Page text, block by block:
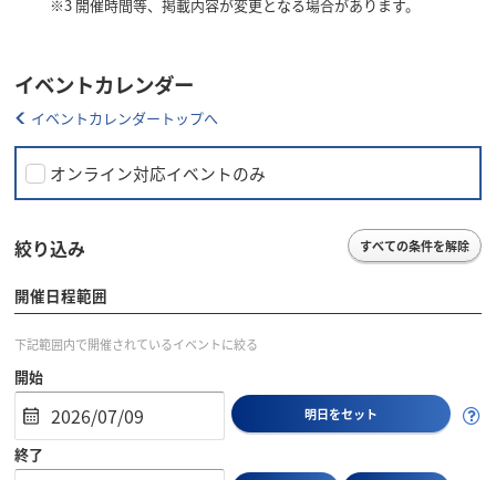
※3 開催時間等、掲載内容が変更となる場合があります。
イベントカレンダー
イベントカレンダートップへ
オンライン対応イベントのみ
絞り込み すべての条件を解除
開催日程範囲
下記範囲内で開催されているイベントに絞る
開始
明日をセット
終了